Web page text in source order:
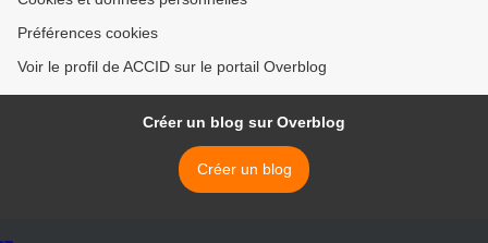
Préférences cookies
Voir le profil de ACCID sur le portail Overblog
Créer un blog sur Overblog
Créer un blog